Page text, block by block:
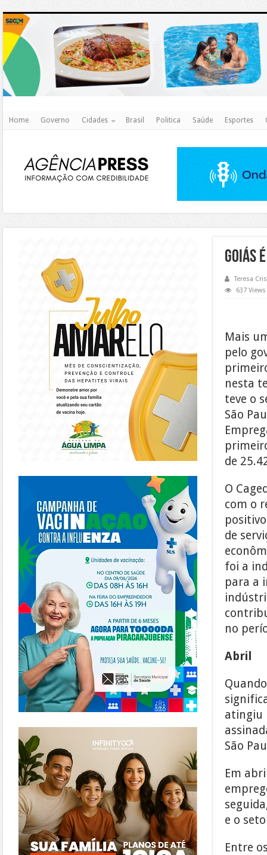
Home Governo Cidades Brasil Politica Saúde Esportes
Goiás
Teresa
637 Views
Mais
pelo
nesta
teve o
São
de
O
com o
de
foi a
para a
no
Abril
atingiu
São
Em
e o
Entre
https://piracanjuba.go.gov.br/
https://www.infinitygo.com.br/